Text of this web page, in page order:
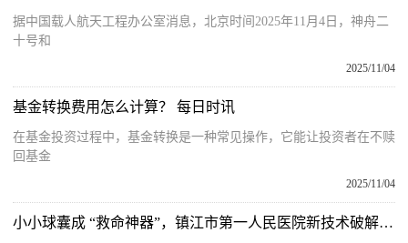
据中国载人航天工程办公室消息，北京时间2025年11月4日，神舟二
十号和
2025/11/04
基金转换费用怎么计算？ 每日时讯
在基金投资过程中，基金转换是一种常见操作，它能让投资者在不赎
回基金
2025/11/04
小小球囊成 “救命神器”，镇江市第一人民医院新技术破解大咯血救治难题